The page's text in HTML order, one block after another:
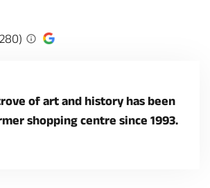
of art and history has been
shopping centre since 1993.